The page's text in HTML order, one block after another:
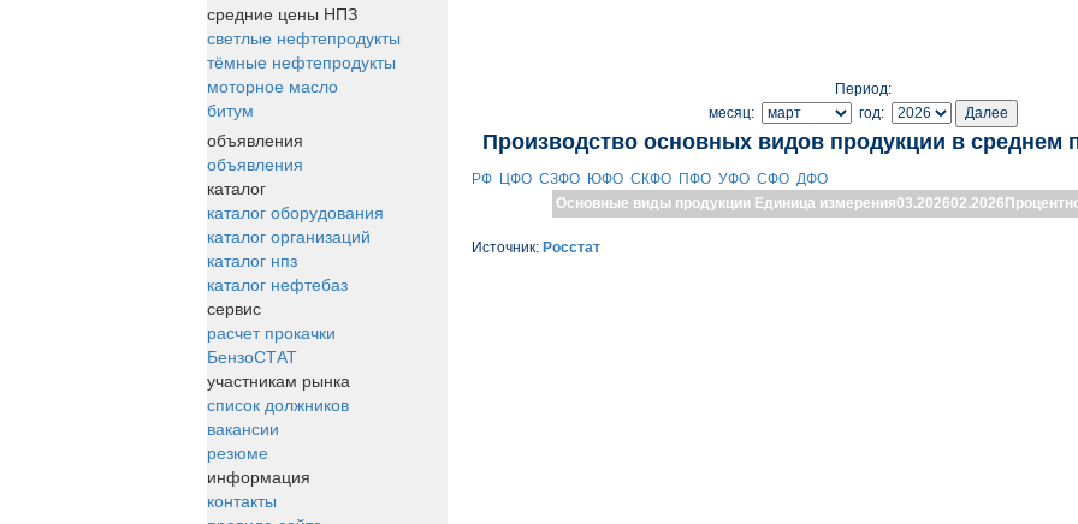
средние цены НПЗ
светлые нефтепродукты
тёмные нефтепродукты
моторное масло
битум
объявления
объявления
каталог
каталог оборудования
каталог организаций
каталог нпз
каталог нефтебаз
сервис
расчет прокачки
БензоСТАТ
участникам рынка
список должников
вакансии
резюме
информация
контакты
Период:
месяц:
год:
Производство основных видов продукции в среднем
РФ ЦФО СЗФО ЮФО СКФО ПФО УФО СФО ДФО
Основные виды продукции Единица измерения03.202602.2026
Источник: Росстат